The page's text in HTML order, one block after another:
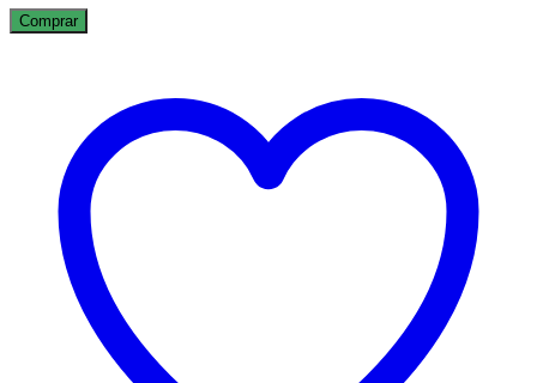
Comprar